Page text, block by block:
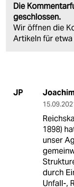
Die
geschlossen.
Wir öffnen die
Artikeln für
JP
1898)
unser
durch
Unfall-,